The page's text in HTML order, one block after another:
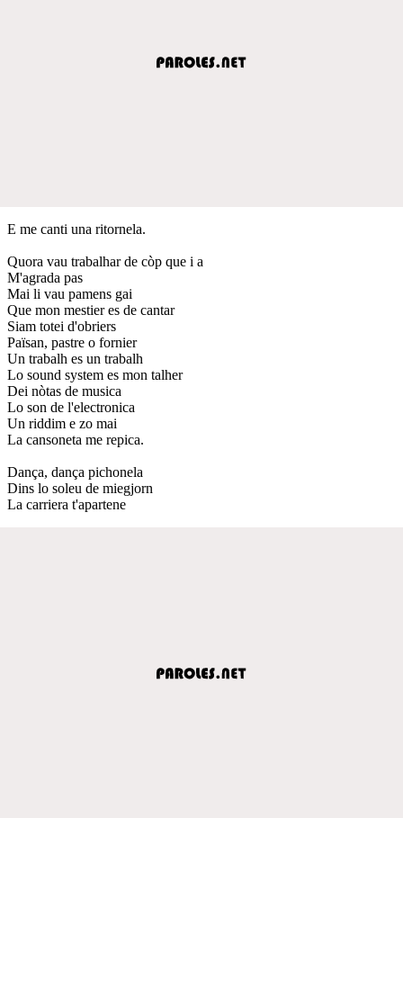
E me canti una ritornela.
Quora vau trabalhar de còp que i a
M'agrada pas
Mai li vau pamens gai
Que mon mestier es de cantar
Siam totei d'obriers
Païsan, pastre o fornier
Un trabalh es un trabalh
Lo sound system es mon talher
Dei nòtas de musica
Lo son de l'electronica
Un riddim e zo mai
La cansoneta me repica.
Dança, dança pichonela
Dins lo soleu de miegjorn
La carriera t'apartene